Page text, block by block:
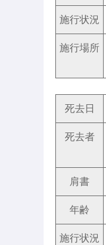
施行状況
施行場所
死去日
死去者
肩書
年齢
施行状況